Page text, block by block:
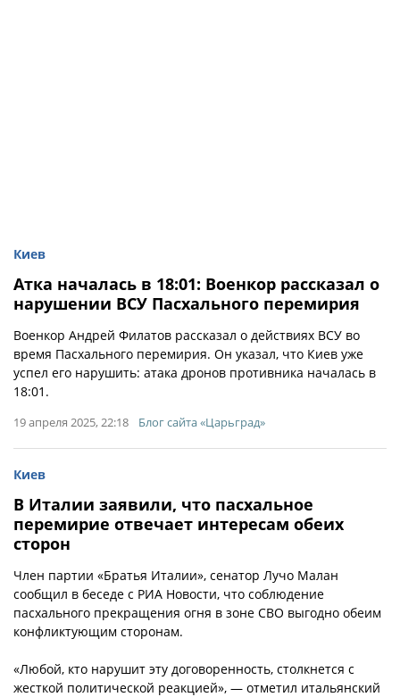
Киев
Атка началась в 18:01: Военкор рассказал о
нарушении ВСУ Пасхального перемирия
Военкор Андрей Филатов рассказал о действиях ВСУ во
время Пасхального перемирия. Он указал, что Киев уже
успел его нарушить: атака дронов противника началась в
18:01.
19 апреля 2025, 22:18 Блог сайта «Царьград»
Киев
В Италии заявили, что пасхальное
перемирие отвечает интересам обеих
сторон
Член партии «Братья Италии», сенатор Лучо Малан
сообщил в беседе с РИА Новости, что соблюдение
пасхального прекращения огня в зоне СВО выгодно обеим
конфликтующим сторонам.
«Любой, кто нарушит эту договоренность, столкнется с
жесткой политической реакцией», — отметил итальянский